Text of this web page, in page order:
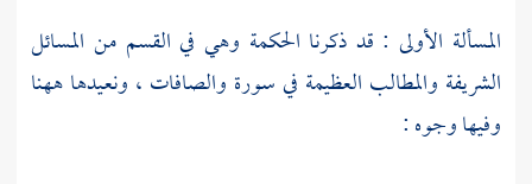
المسألة الأولى : قد ذكرنا الحكمة وهي في القسم من المسائل
الشريفة والمطالب العظيمة في سورة والصافات ، ونعيدها ههنا
وفيها وجوه :